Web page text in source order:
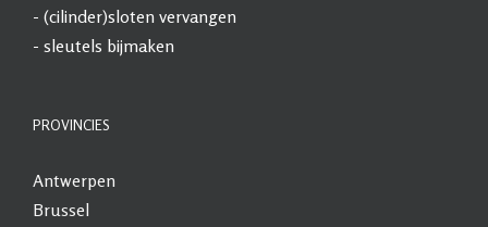
- (cilinder)sloten vervangen
- sleutels bijmaken
PROVINCIES
Antwerpen
Brussel